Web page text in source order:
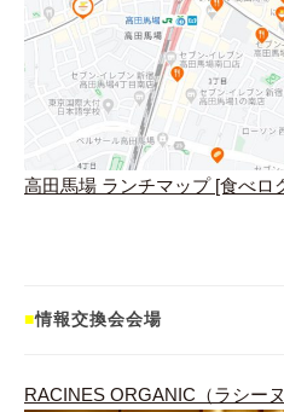
高田馬場 ランチマップ [食べロ
■情報交換会会場
RACINES ORGANIC（ラシー